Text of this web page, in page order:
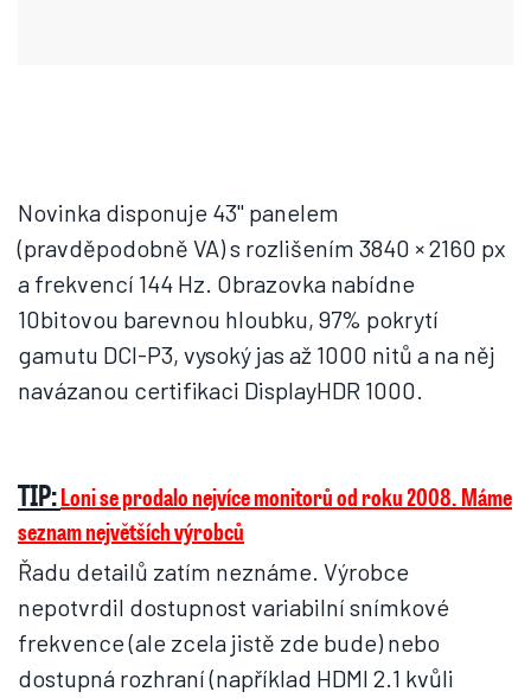
Novinka disponuje 43" panelem
(pravděpodobně VA) s rozlišením 3840 × 2160 px
a frekvencí 144 Hz. Obrazovka nabídne
10bitovou barevnou hloubku, 97% pokrytí
gamutu DCI-P3, vysoký jas až 1000 nitů a na něj
navázanou certifikaci DisplayHDR 1000.
TIP:Loni se prodalo nejvíce monitorů od roku 2008. Máme
seznam největších výrobců
Řadu detailů zatím neznáme. Výrobce
nepotvrdil dostupnost variabilní snímkové
frekvence (ale zcela jistě zde bude) nebo
dostupná rozhraní (například HDMI 2.1 kvůli